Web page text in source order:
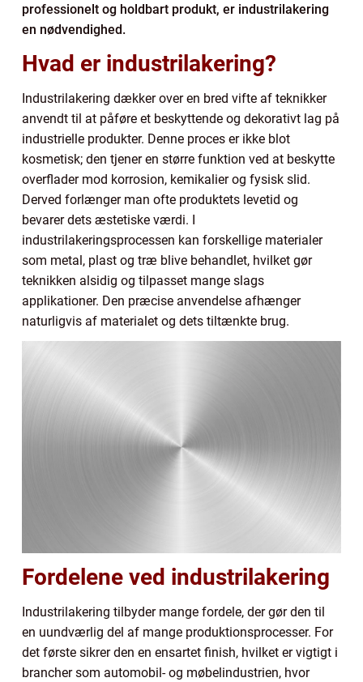
professionelt og holdbart produkt, er industrilakering
en nødvendighed.
Hvad er industrilakering?
Industrilakering dækker over en bred vifte af teknikker
anvendt til at påføre et beskyttende og dekorativt lag på
industrielle produkter. Denne proces er ikke blot
kosmetisk; den tjener en større funktion ved at beskytte
overflader mod korrosion, kemikalier og fysisk slid.
Derved forlænger man ofte produktets levetid og
bevarer dets æstetiske værdi. I
industrilakeringsprocessen kan forskellige materialer
som metal, plast og træ blive behandlet, hvilket gør
teknikken alsidig og tilpasset mange slags
applikationer. Den præcise anvendelse afhænger
naturligvis af materialet og dets tiltænkte brug.
Fordelene ved industrilakering
Industrilakering tilbyder mange fordele, der gør den til
en uundværlig del af mange produktionsprocesser. For
det første sikrer den en ensartet finish, hvilket er vigtigt i
brancher som automobil- og møbelindustrien, hvor